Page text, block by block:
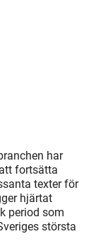
har
fortsätta
texter för
hjärtat
period som
största